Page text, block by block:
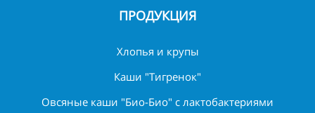
ПРОДУКЦИЯ
Хлопья и крупы
Каши "Тигренок"
Овсяные каши "Био-Био" с лактобактериями